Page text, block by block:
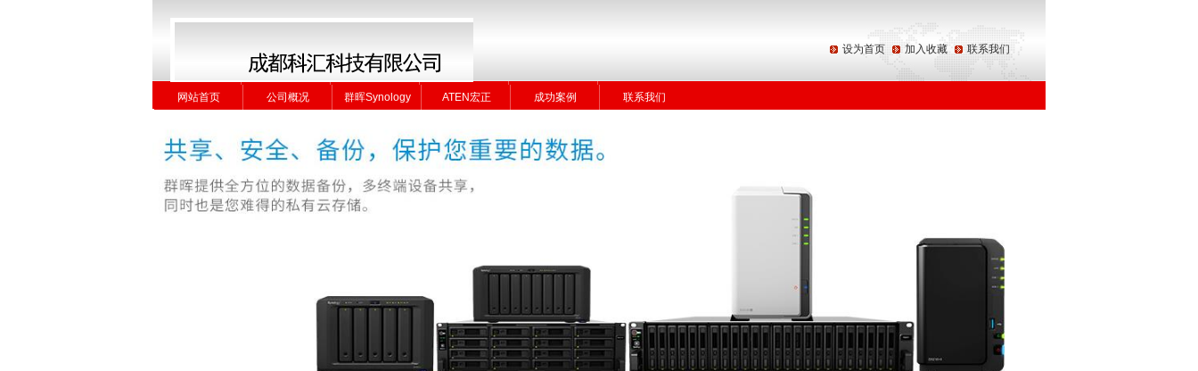
设为首页 加入收藏 联系我们
网站首页 公司概况 群晖Synology ATEN宏正 成功案例 联系我们
网站首页 公司概况 群晖Synology ATEN宏正 成功案例 联系我们